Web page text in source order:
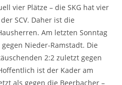
vier Plätze – die SKG hat vier
SCV. Daher ist die
Am letzten Sonntag
Nieder-Ramstadt. Die
2:2 zuletzt gegen
ist der Kader am
als gegen die Beerbacher –